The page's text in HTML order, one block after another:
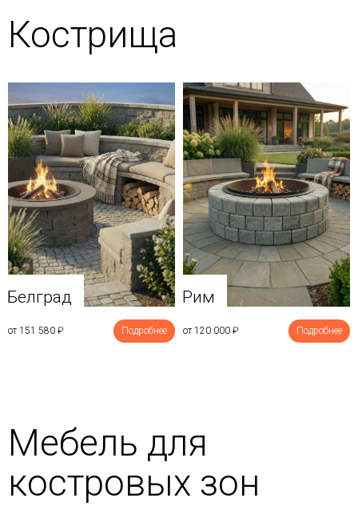
Кострища
Белград
от 151 580 ₽ Подробнее
Рим
от 120 000 ₽ Подробнее
Мебель для
костровых зон